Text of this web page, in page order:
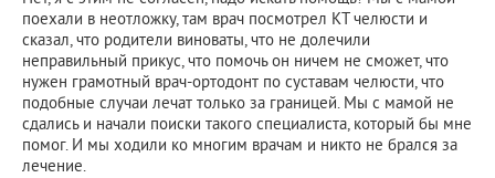
поехали в неотложку, там врач посмотрел КТ челюсти и
сказал, что родители виноваты, что не долечили
неправильный прикус, что помочь он ничем не сможет, что
нужен грамотный врач-ортодонт по суставам челюсти, что
подобные случаи лечат только за границей. Мы с мамой не
сдались и начали поиски такого специалиста, который бы мне
помог. И мы ходили ко многим врачам и никто не брался за
лечение.